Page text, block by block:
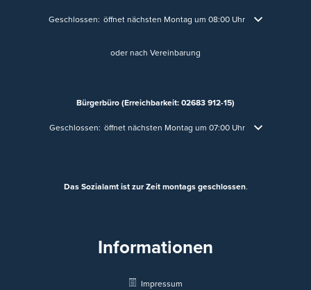
Klicken, um weitere Öffnungs- oder Schließzeiten auszublenden
Geschlossen: öffnet nächsten Montag um 08:00 Uhr
oder nach Vereinbarung
Bürgerbüro (Erreichbarkeit: 02683 912-15)
Klicken, um weitere Öffnungs- oder Schließzeiten auszublenden
Geschlossen: öffnet nächsten Montag um 07:00 Uhr
Das Sozialamt ist zur Zeit montags geschlossen.
Informationen
Impressum